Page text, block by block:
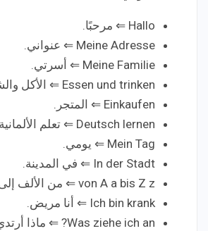
Hallo ⇐ مرحبًا.
Meine Adresse ⇐ عنواني.
Meine Familie ⇐ أسرتي.
Essen und trinken ⇐ الأكل والشرب.
Einkaufen ⇐ المتجر.
Deutsch lernen ⇐ تعلم الألمانية.
Mein Tag ⇐ يومي.
In der Stadt ⇐ في المدينة.
von A a bis Z z ⇐ من الألف إلى الياء.
Ich bin krank ⇐ أنا مريض.
Was ziehe ich an? ⇐ ماذا أرتدي؟